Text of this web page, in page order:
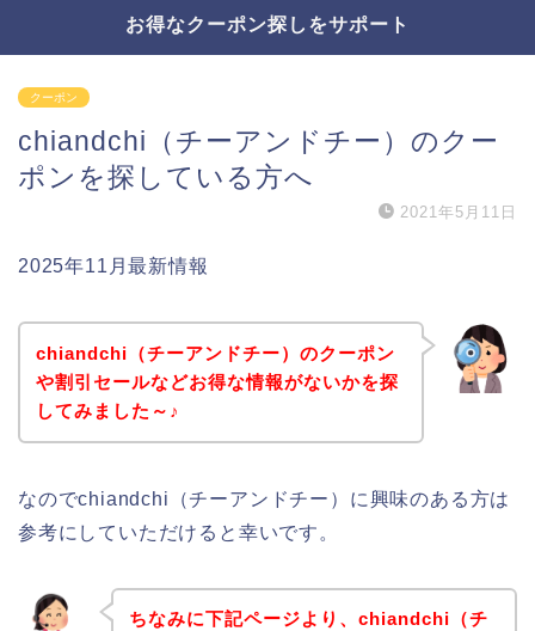
お得なクーポン探しをサポート
クーポン
chiandchi（チーアンドチー）のクー
ポンを探している方へ
2021年5月11日
2025年11月最新情報
chiandchi（チーアンドチー）のクーポン
や割引セールなどお得な情報がないかを探
してみました～♪
なのでchiandchi（チーアンドチー）に興味のある方は
参考にしていただけると幸いです。
ちなみに下記ページより、chiandchi（チ